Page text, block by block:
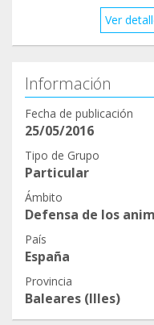
Ver
Información
Fecha de publicación
25/05/2016
Tipo de Grupo
Particular
Ámbito
Defensa de los
País
España
Provincia
Baleares (Illes)